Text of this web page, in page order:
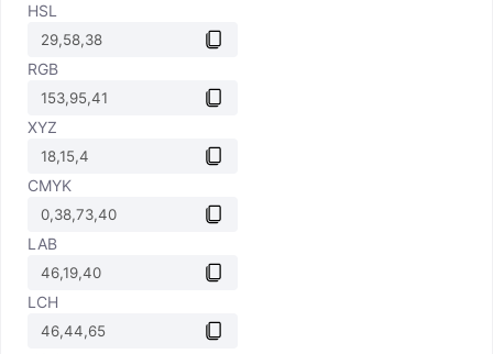
HSL
RGB
XYZ
CMYK
LAB
LCH